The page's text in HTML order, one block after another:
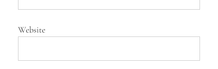
Website